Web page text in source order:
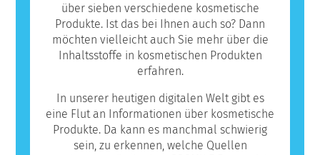
über sieben verschiedene kosmetische
Produkte. Ist das bei Ihnen auch so? Dann
möchten vielleicht auch Sie mehr über die
Inhaltsstoffe in kosmetischen Produkten
erfahren.
In unserer heutigen digitalen Welt gibt es
eine Flut an Informationen über kosmetische
Produkte. Da kann es manchmal schwierig
sein, zu erkennen, welche Quellen